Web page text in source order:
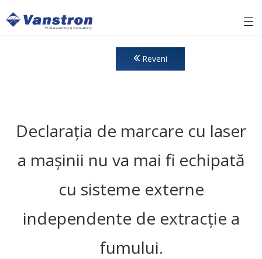
Reveni
Declarația de marcare cu laser
a mașinii nu va mai fi echipată
cu sisteme externe
independente de extracție a
fumului.